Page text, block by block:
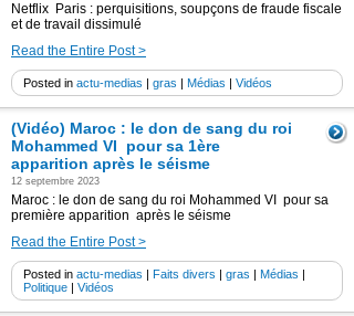
Netflix Paris : perquisitions, soupçons de fraude fiscale
et de travail dissimulé
Read the Entire Post >
Posted in actu-medias | gras | Médias | Vidéos
(Vidéo) Maroc : le don de sang du roi
Mohammed VI pour sa 1ère
apparition après le séisme
12 septembre 2023
Maroc : le don de sang du roi Mohammed VI pour sa
première apparition après le séisme
Read the Entire Post >
Posted in actu-medias | Faits divers | gras | Médias |
Politique | Vidéos